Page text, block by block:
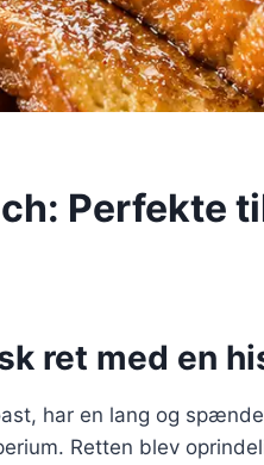
Perfekte
ret med en
har en lang og
Retten blev